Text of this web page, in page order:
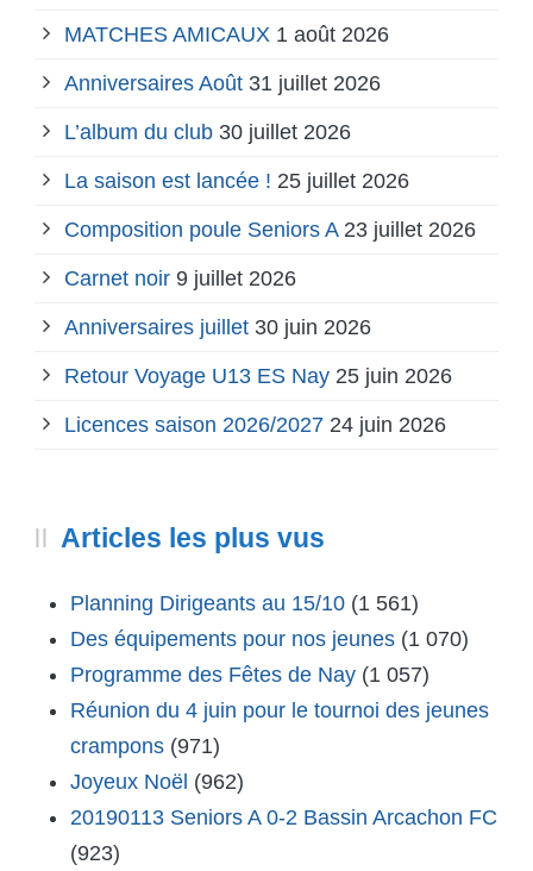
MATCHES AMICAUX 1 août 2026
Anniversaires Août 31 juillet 2026
L’album du club 30 juillet 2026
La saison est lancée ! 25 juillet 2026
Composition poule Seniors A 23 juillet 2026
Carnet noir 9 juillet 2026
Anniversaires juillet 30 juin 2026
Retour Voyage U13 ES Nay 25 juin 2026
Licences saison 2026/2027 24 juin 2026
Articles les plus vus
Planning Dirigeants au 15/10 (1 561)
Des équipements pour nos jeunes (1 070)
Programme des Fêtes de Nay (1 057)
Réunion du 4 juin pour le tournoi des jeunes
crampons (971)
Joyeux Noël (962)
20190113 Seniors A 0-2 Bassin Arcachon FC
(923)